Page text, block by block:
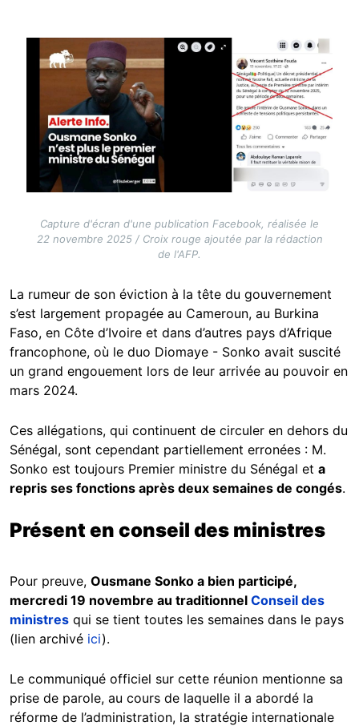
Capture d'écran d'une publication Facebook, réalisée le
22 novembre 2025 / Croix rouge ajoutée par la rédaction
de l'AFP.
La rumeur de son éviction à la tête du gouvernement
s’est largement propagée au Cameroun, au Burkina
Faso, en Côte d’Ivoire et dans d’autres pays d’Afrique
francophone, où le duo Diomaye - Sonko avait suscité
un grand engouement lors de leur arrivée au pouvoir en
mars 2024.
Ces allégations, qui continuent de circuler en dehors du
Sénégal, sont cependant partiellement erronées : M.
Sonko est toujours Premier ministre du Sénégal et a
repris ses fonctions après deux semaines de congés.
Présent en conseil des ministres
Pour preuve, Ousmane Sonko a bien participé,
mercredi 19 novembre au traditionnel Conseil des
ministres qui se tient toutes les semaines dans le pays
(lien archivé ici).
Le communiqué officiel sur cette réunion mentionne sa
prise de parole, au cours de laquelle il a abordé la
réforme de l’administration, la stratégie internationale